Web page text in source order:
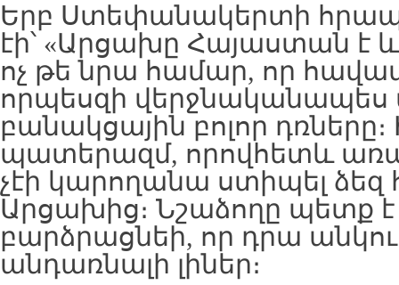
Երբ Ստեփանակերտի
էի՝ «Արցախը Հայաստան է և
ոչ թե նրա համար, որ
որպեսզի
բանակցային բոլոր
պատերազմ, որովհետև
չէի կարողանա ստիպել ձեզ
Արցախից։ Նշաձողը պետք
բարձրացնեի, որ դրա
անդառնալի լիներ։